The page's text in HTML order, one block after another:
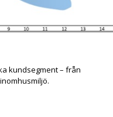
kundsegment – från